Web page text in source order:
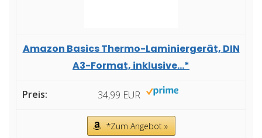
Amazon Basics Thermo-Laminiergerät, DIN
A3-Format, inklusive...*
34,99 EUR
*Zum Angebot »